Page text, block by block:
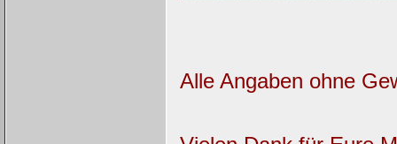
Alle Angaben ohne